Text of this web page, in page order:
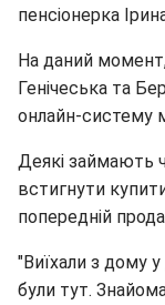
пенсіонерка
На даний
Генічеська та
онлайн-систему
Деякі займають
встигнути
попередній
"Виїхали з дому у
були тут.